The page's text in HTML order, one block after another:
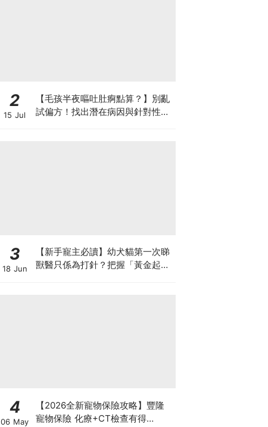
2
15 Jul
【毛孩半夜嘔吐肚痾點算？】別亂
試偏方！找出潛在病因與針對性營
3
18 Jun
【新手寵主必讀】幼犬貓第一次睇
獸醫只係為打針？把握「黃金起跑
4
06 May
【2026全新寵物保險攻略】豐隆
寵物保險 化療+CT檢查有得